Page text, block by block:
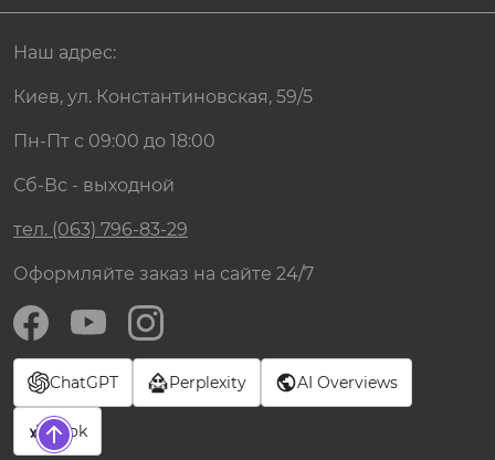
Наш адрес:
Киев, ул. Константиновская, 59/5
Пн-Пт с 09:00 до 18:00
Сб-Вс - выходной
тел. (063) 796-83-29
Оформляйте заказ на сайте 24/7
ChatGPT Perplexity AI Overviews
Grok